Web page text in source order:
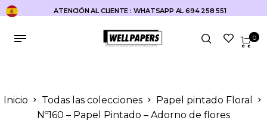
ATENCIÓN AL CLIENTE : WHATSAPP AL 694 258 551
0
Inicio Todas las colecciones
Papel pintado Floral
Nº160 – Papel Pintado – Adorno de flores